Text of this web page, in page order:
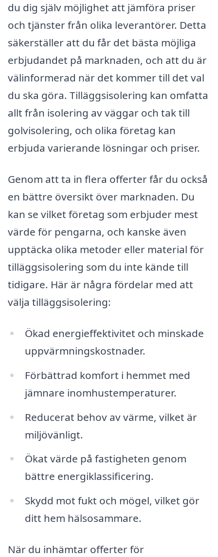
du dig själv möjlighet att jämföra priser
och tjänster från olika leverantörer. Detta
säkerställer att du får det bästa möjliga
erbjudandet på marknaden, och att du är
välinformerad när det kommer till det val
du ska göra. Tilläggsisolering kan omfatta
allt från isolering av väggar och tak till
golvisolering, och olika företag kan
erbjuda varierande lösningar och priser.
Genom att ta in flera offerter får du också
en bättre översikt över marknaden. Du
kan se vilket företag som erbjuder mest
värde för pengarna, och kanske även
upptäcka olika metoder eller material för
tilläggsisolering som du inte kände till
tidigare. Här är några fördelar med att
välja tilläggsisolering:
Ökad energieffektivitet och minskade
uppvärmningskostnader.
Förbättrad komfort i hemmet med
jämnare inomhustemperaturer.
Reducerat behov av värme, vilket är
miljövänligt.
Ökat värde på fastigheten genom
bättre energiklassificering.
Skydd mot fukt och mögel, vilket gör
ditt hem hälsosammare.
När du inhämtar offerter för